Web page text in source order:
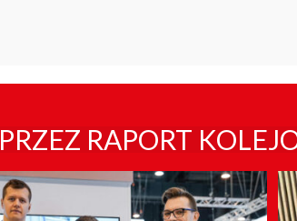
RAPORT